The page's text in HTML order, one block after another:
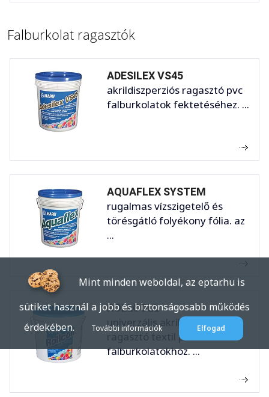
Falburkolat ragasztók
ADESILEX VS45
akrildiszperziós ragasztó pvc
falburkolatok fektetéséhez. ...
AQUAFLEX SYSTEM
rugalmas vízszigetelő és
törésgátló folyékony fólia. az
...
ROLLCOLL
univerzális akrildiszperziós
ragasztó textil padló- és
falburkolatokhoz. ...
Mint minden weboldal, az eptar.hu is
sütiket használ a jobb és biztonságosabb működés
érdekében.
További információk Elfogad